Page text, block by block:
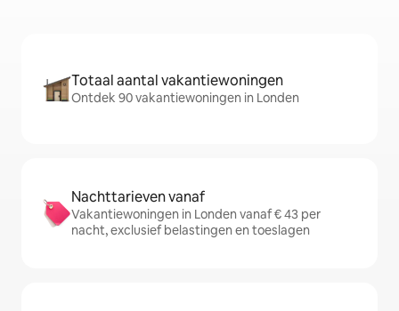
Totaal aantal vakantiewoningen
Ontdek 90 vakantiewoningen in Londen
Nachttarieven vanaf
Vakantiewoningen in Londen vanaf € 43 per
nacht, exclusief belastingen en toeslagen